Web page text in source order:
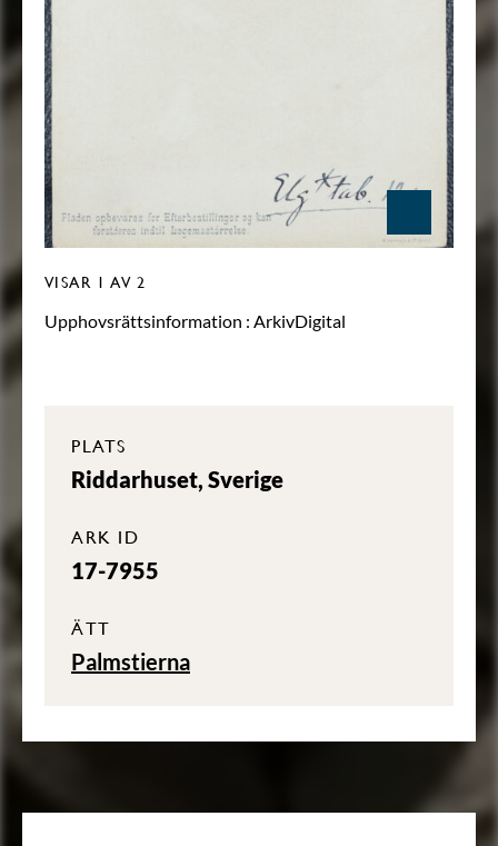
VISAR 1 AV 2
Upphovsrättsinformation : ArkivDigital
PLATS
Riddarhuset, Sverige
ARK ID
17-7955
ÄTT
Palmstierna